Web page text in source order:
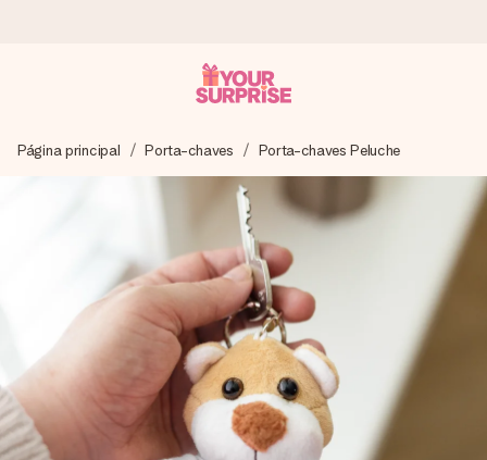
Preparamos o teu presente com toda a atenção e
enviamos num instante - para que possas oferece-lo na
hora certa, quando mais importa.
4,7 (com base em +15.000 avaliações)
Os nossos presentes inspiram. Os clientes avaliam-nos
com 4,7 no Google Reviews.
Cartão com mensagem grátis
Página principal Porta-chaves Porta-chaves Peluche